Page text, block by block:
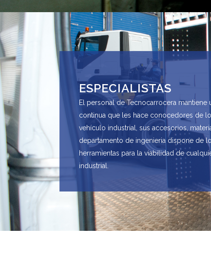
ESPECIALISTAS
El personal de Tecnocarrocera mantiene
continua que les hace conocedores de
vehículo industrial, sus accesorios,
departamento de ingenieria dispone de
herramientas para la viabilidad de
industrial.